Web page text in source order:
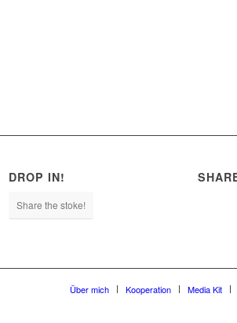
DROP IN!
Share the stoke!
Über mich Kooperation Media Kit